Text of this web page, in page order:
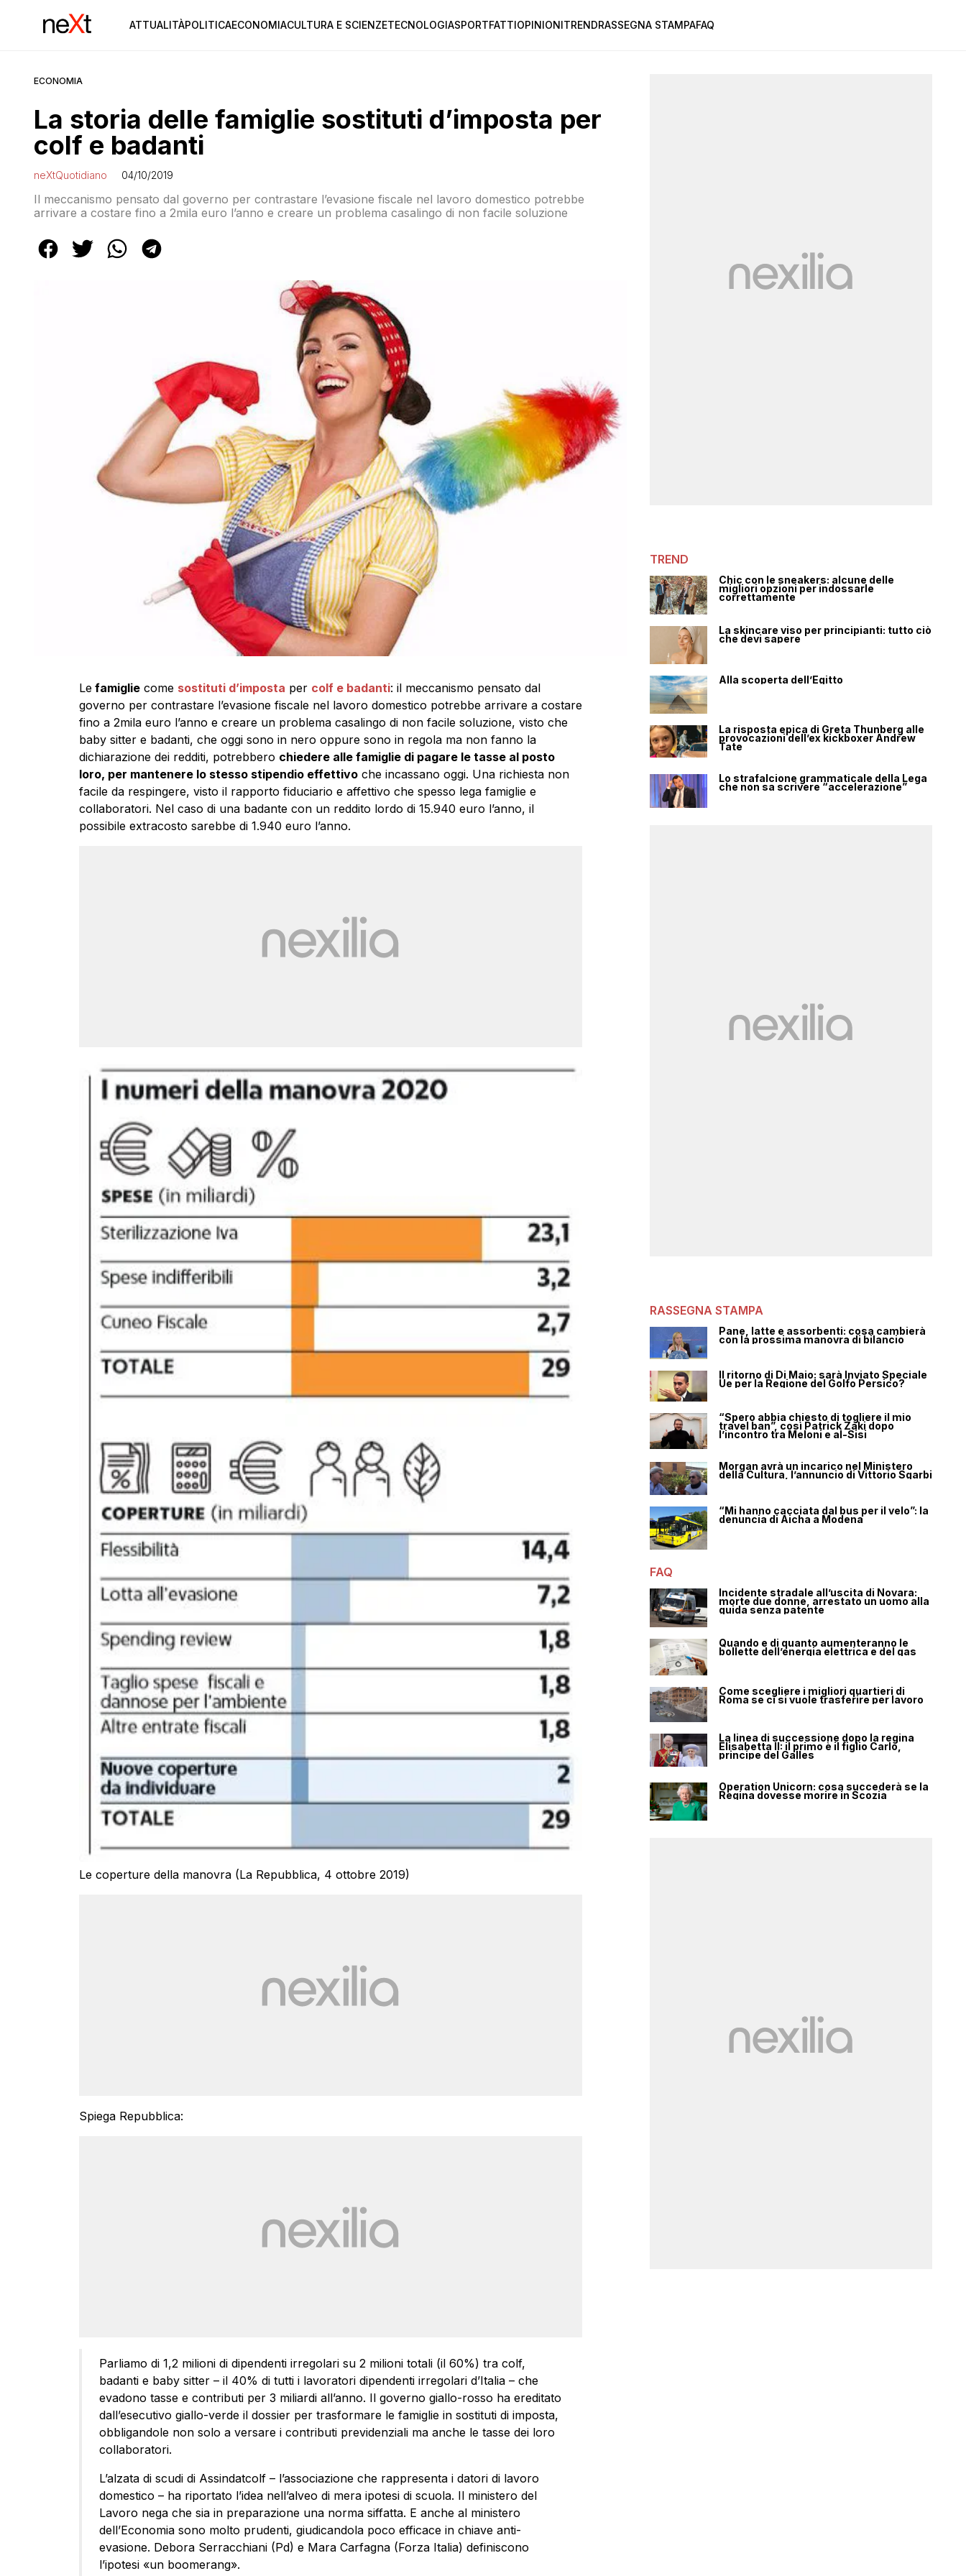
ATTUALITÀPOLITICAECONOMIACULTURA E SCIENZETECNOLOGIASPORTFATTIOPINIONITRENDRASSEGNA STAMPAFAQ
ECONOMIA
La storia delle famiglie sostituti d’imposta per
colf e badanti
neXtQuotidiano 04/10/2019
Il meccanismo pensato dal governo per contrastare l’evasione fiscale nel lavoro domestico potrebbe
arrivare a costare fino a 2mila euro l’anno e creare un problema casalingo di non facile soluzione
Lefamigliecome sostituti d’imposta per colf e badanti: il meccanismo pensato dal
governo per contrastare l’evasione fiscale nel lavoro domestico potrebbe arrivare a costare
fino a 2mila euro l’anno e creare un problema casalingo di non facile soluzione, visto che
baby sitter e badanti, che oggi sono in nero oppure sono in regola ma non fanno la
dichiarazione dei redditi, potrebbero chiedere alle famiglie di pagare le tasse al posto
loro, per mantenere lo stesso stipendio effettivoche incassano oggi. Una richiesta non
facile da respingere, visto il rapporto fiduciario e affettivo che spesso lega famiglie e
collaboratori. Nel caso di una badante con un reddito lordo di 15.940 euro l’anno, il
possibile extracosto sarebbe di 1.940 euro l’anno.
Le coperture della manovra (La Repubblica, 4 ottobre 2019)
Spiega Repubblica:
Parliamo di 1,2 milioni di dipendenti irregolari su 2 milioni totali (il 60%) tra colf,
badanti e baby sitter – il 40% di tutti i lavoratori dipendenti irregolari d’Italia – che
evadono tasse e contributi per 3 miliardi all’anno. Il governo giallo-rosso ha ereditato
dall’esecutivo giallo-verde il dossier per trasformare le famiglie in sostituti di imposta,
obbligandole non solo a versare i contributi previdenziali ma anche le tasse dei loro
collaboratori.
L’alzata di scudi di Assindatcolf – l’associazione che rappresenta i datori di lavoro
domestico – ha riportato l’idea nell’alveo di mera ipotesi di scuola. Il ministero del
Lavoro nega che sia in preparazione una norma siffatta. E anche al ministero
dell’Economia sono molto prudenti, giudicandola poco efficace in chiave anti-
evasione. Debora Serracchiani (Pd) e Mara Carfagna (Forza Italia) definiscono
l’ipotesi «un boomerang».
TREND
Chic con le sneakers: alcune delle
migliori opzioni per indossarle
correttamente
La skincare viso per principianti: tutto ciò
che devi sapere
Alla scoperta dell’Egitto
La risposta epica di Greta Thunberg alle
provocazioni dell’ex kickboxer Andrew
Tate
Lo strafalcione grammaticale della Lega
che non sa scrivere “accelerazione”
RASSEGNA STAMPA
Pane, latte e assorbenti: cosa cambierà
con la prossima manovra di bilancio
Il ritorno di Di Maio: sarà Inviato Speciale
Ue per la Regione del Golfo Persico?
“Spero abbia chiesto di togliere il mio
travel ban”, così Patrick Zaki dopo
l’incontro tra Meloni e al-Sisi
Morgan avrà un incarico nel Ministero
della Cultura, l’annuncio di Vittorio Sgarbi
“Mi hanno cacciata dal bus per il velo”: la
denuncia di Aicha a Modena
FAQ
Incidente stradale all’uscita di Novara:
morte due donne, arrestato un uomo alla
guida senza patente
Quando e di quanto aumenteranno le
bollette dell’energia elettrica e del gas
Come scegliere i migliori quartieri di
Roma se ci si vuole trasferire per lavoro
La linea di successione dopo la regina
Elisabetta II: il primo è il figlio Carlo,
principe del Galles
Operation Unicorn: cosa succederà se la
Regina dovesse morire in Scozia